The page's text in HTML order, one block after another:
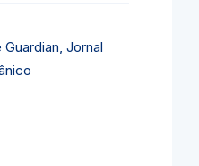
Guardian, Jornal